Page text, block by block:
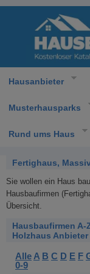
Hausanbieter
Musterhausparks
Rund ums Haus
Fertighaus,
Sie wollen ein Haus
Hausbaufirmen
Übersicht.
Hausbaufirmen
Holzhaus Anbieter
Alle A B C D E F
0-9